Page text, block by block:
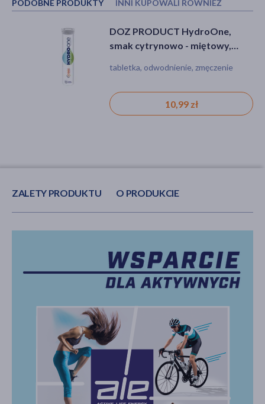
PODOBNE PRODUKTY INNI KUPOWALI RÓWNIEŻ
DOZ PRODUCT HydroOne,
smak cytrynowo - miętowy,
tabletka, odwodnienie, zmęczenie
10,99 zł
ALE PowerUp, tabletki
musujące, smak owoce leśne, 20
tabletka, niedobór minerałów,
15,99 zł
ZALETY PRODUKTU O PRODUKCIE